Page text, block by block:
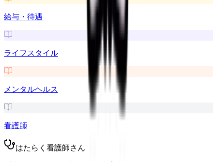
給与・待遇
ライフスタイル
メンタルヘルス
看護師
はたらく看護師さん